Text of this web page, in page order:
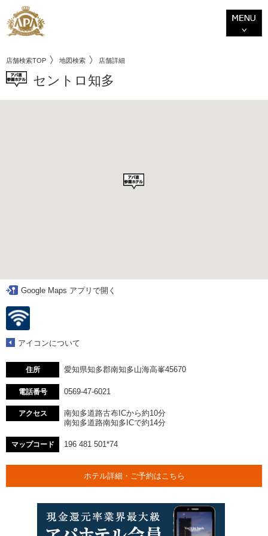
店舗検索TOP 地図検索 店舗詳細
セントロ知多
Google Maps アプリで開く
アイコンについて
住所 愛知県知多郡南知多山海高峯45670
電話番号 0569-47-6021
アクセス
南知多道路古布ICから約10分
南知多道路南知多ICで約14分
マップコード 196 481 501*74
ホテル詳細・ご予約はこちら